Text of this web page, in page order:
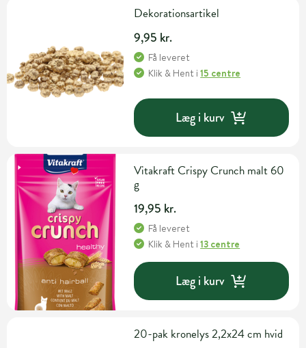
Dekorationsartikel
9,95 kr.
Få leveret
Klik & Hent i15 centre
Læg i kurv
Vitakraft Crispy Crunch malt 60
g
19,95 kr.
Få leveret
Klik & Hent i13 centre
Læg i kurv
20-pak kronelys 2,2x24 cm hvid